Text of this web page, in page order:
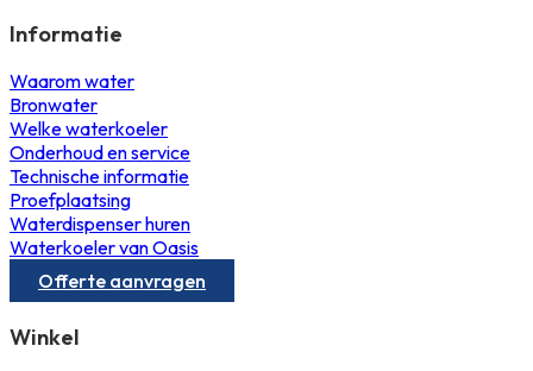
Informatie
Waarom water
Bronwater
Welke waterkoeler
Onderhoud en service
Technische informatie
Proefplaatsing
Waterdispenser huren
Waterkoeler van Oasis
Offerte aanvragen
Winkel